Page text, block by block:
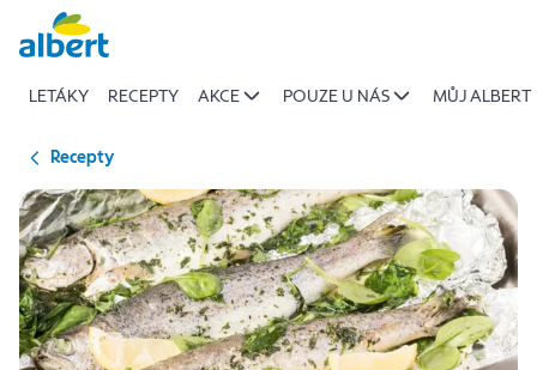
Přeskočit
LETÁKY RECEPTY AKCE POUZE U NÁS MŮJ ALBERT
Recepty